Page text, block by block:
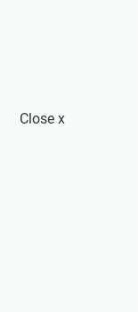
Close x